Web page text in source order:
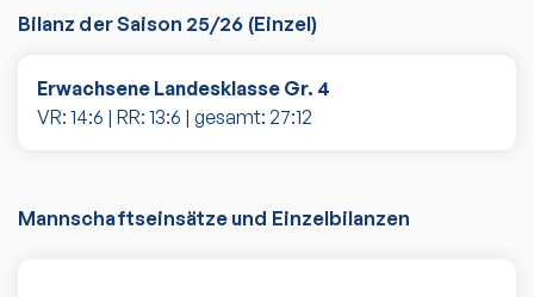
Bilanz der Saison 25/26 (Einzel)
Erwachsene Landesklasse Gr. 4
VR: 14:6 | RR: 13:6 | gesamt: 27:12
Mannschaftseinsätze und Einzelbilanzen